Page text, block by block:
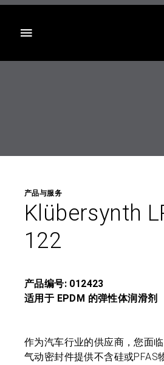
产品与服务
Klübersynth
122
产品编号: 012423
适用于 EPDM 的弹性体润滑剂
作为汽车行业的供应商，您面
气动密封件提供不含硅或PFAS